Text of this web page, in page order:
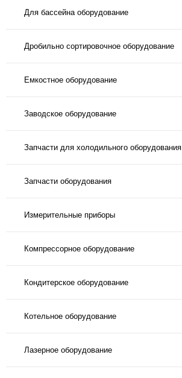
Для бассейна оборудование
Дробильно сортировочное оборудование
Емкостное оборудование
Заводское оборудование
Запчасти для холодильного оборудования
Запчасти оборудования
Измерительные приборы
Компрессорное оборудование
Кондитерское оборудование
Котельное оборудование
Лазерное оборудование